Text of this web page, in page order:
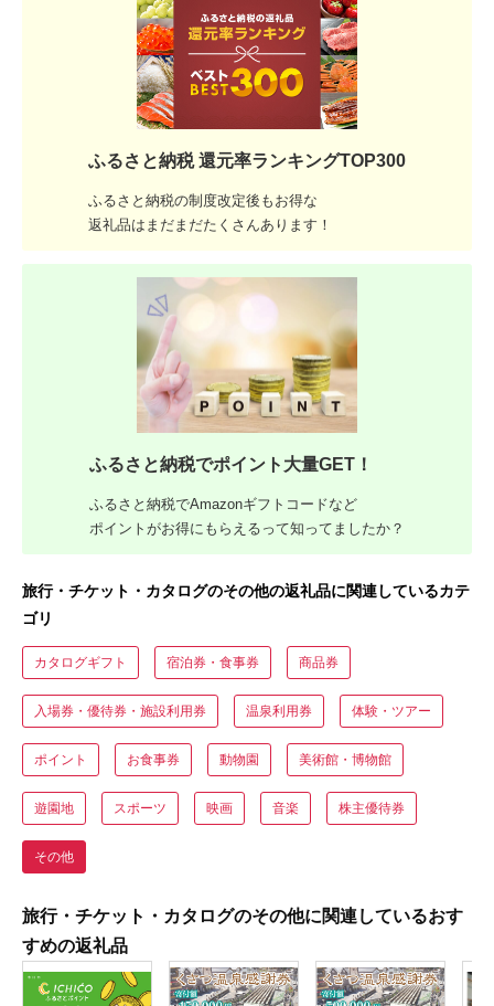
ふるさと納税 還元率ランキングTOP300
ふるさと納税の制度改定後もお得な
返礼品はまだまだたくさんあります！
ふるさと納税でポイント大量GET！
ふるさと納税でAmazonギフトコードなど
ポイントがお得にもらえるって知ってましたか？
旅行・チケット・カタログのその他の返礼品に関連しているカテ
ゴリ
カタログギフト 宿泊券・食事券 商品券
入場券・優待券・施設利用券 温泉利用券 体験・ツアー
ポイント お食事券 動物園 美術館・博物館
遊園地 スポーツ 映画 音楽 株主優待券
その他
旅行・チケット・カタログのその他に関連しているおす
すめの返礼品